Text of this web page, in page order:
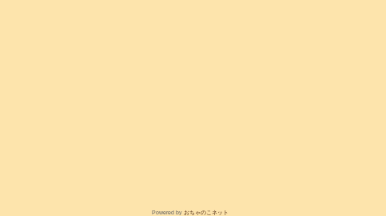
Powered by おちゃのこネット